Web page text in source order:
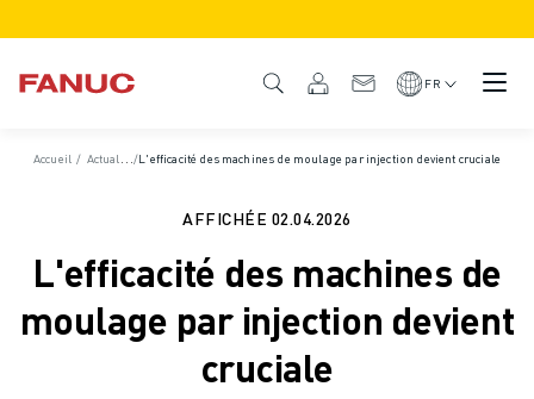
APERÇU DU PRODUIT
FONCTIONS/OPTIONS DE LA CNC
SIMULATION - DIGITAL TWIN SOLUTIONS
FR
Accueil / Actualités et médias /Actualités et communiqués de presse /Actualités
/L'efficacité des machines de moulage par injection devient cruciale
AFFICHÉE 02.04.2026
L'efficacité des machines de
moulage par injection devient
cruciale